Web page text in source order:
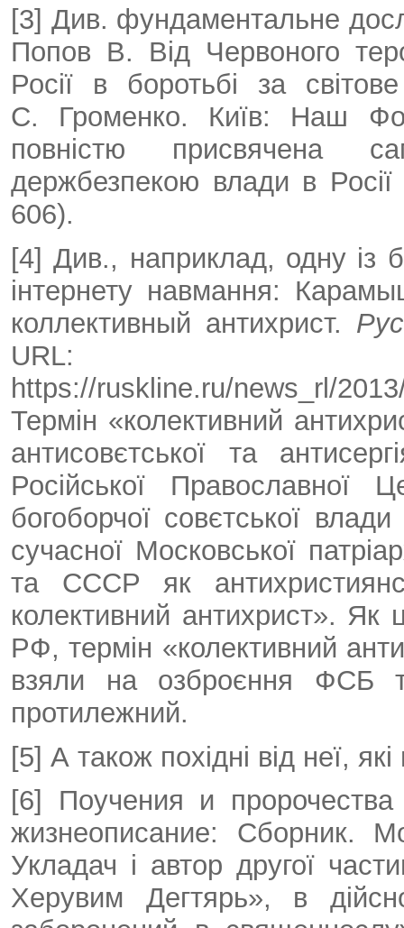
[3] Див. фундаментальне
Попов В. Від Червоного
Росії в боротьбі за
С. Громенко. Київ: Наш
повністю присвячена
держбезпекою влади в Росії
606).
[4] Див., наприклад, одну із
інтернету навмання:
коллективный антихрист.
URL:
https://ruskline.ru/news_rl/
Термін «колективний
антисовєтської та
Російської Православної
богоборчої совєтської
сучасної Московської
та СССР як
колективний антихрист».
РФ, термін «колективний
взяли на озброєння ФСБ
протилежний.
[5] А також похідні від неї,
[6] Поучения и
жизнеописание: Сборник.
Укладач і автор другої
Херувим Дегтярь», в